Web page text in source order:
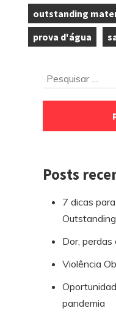
,
outstanding
prova d'água
Pesquisar
Posts
7 dicas
Dor, perdas
Violência
pandemia